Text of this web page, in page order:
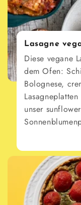
Lasagne
Diese vegane
dem Ofen:
Bolognese,
unser